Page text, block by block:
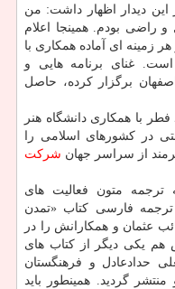
این دیدار اظهار داشت: من
راضی بودم. همینجا اعلام
زمینه ای آماده همكاری با
غنای برنامه هایی و
برگزار كرده، حاصل
با همكاری دانشگاه هنر
در كشورهای اسلامی را
شركت
ترجمه متون فعالیت های
فارسی كتاب «تمدن
عثمان و همكارانش را در
هم یكی دیگر از كتاب های
حدادعادل و فرهنگستان
گردید. همینطور باید